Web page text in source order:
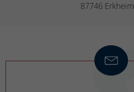
87746 Erkheim